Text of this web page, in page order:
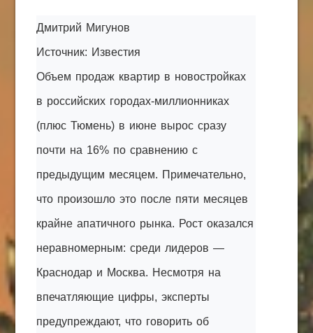
Edgarpo26@gmail.com
axin.ed@yandex.ru
yrikf40@gmail.com
Eltaro-Vrn.ru
@Edgarpo36
Дмитрий Мигунов
Источник: Известия
Объем продаж квартир в новостройках
в российских городах-миллионниках
(плюс Тюмень) в июне вырос сразу
почти на 16% по сравнению с
предыдущим месяцем. Примечательно,
что произошло это после пяти месяцев
крайне апатичного рынка. Рост оказался
неравномерным: среди лидеров —
Краснодар и Москва. Несмотря на
впечатляющие цифры, эксперты
предупреждают, что говорить об